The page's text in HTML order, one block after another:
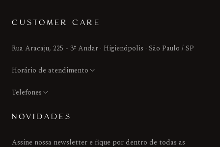
CUSTOMER CARE
Rua Aracaju, 225 - 3º Andar · Higienópolis · São Paulo / SP
Horário de atendimento
Telefones
NOVIDADES
Assine nossa newsletter e fique por dentro de todas as